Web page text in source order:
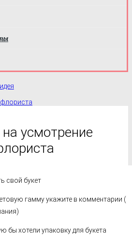
на усмотрение
свой букет
гамму укажите в комментарии (
бы хотели упаковку для букета